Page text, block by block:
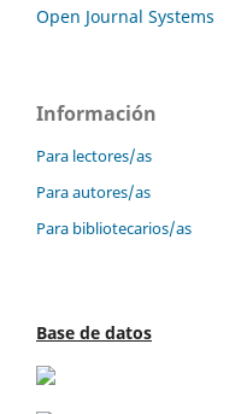
Open Journal Systems
Información
Para lectores/as
Para autores/as
Para bibliotecarios/as
Base de datos